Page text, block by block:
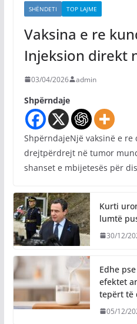
SHËNDETI TOP LAJME
Vaksina e re
Injeksion direkt
03/04/2026 admin
Shpërndaje
ShpërndajeNjë vaksinë e re
drejtpërdrejt në tumor
shanset e mbijetesës për
Kurti
lumtë
30/12/
Edhe
efektet
tepërt të
05/12/